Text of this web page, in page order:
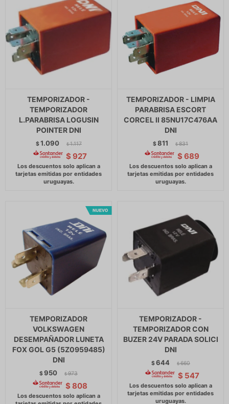
TEMPORIZADOR -
TEMPORIZADOR
L.PARABRISA LOGUSIN
POINTER DNI
$1.090 $ 1.117
$ 927
TEMPORIZADOR - LIMPIA
PARABRISA ESCORT
CORCEL II 85NU17C476AA
DNI
$811 $ 831
$ 689
TEMPORIZADOR
VOLKSWAGEN
DESEMPAÑADOR LUNETA
FOX GOL G5 (5Z0959485)
DNI
$950 $ 973
$ 808
TEMPORIZADOR -
TEMPORIZADOR CON
BUZER 24V PARADA SOLICI
DNI
$644 $ 660
$ 547